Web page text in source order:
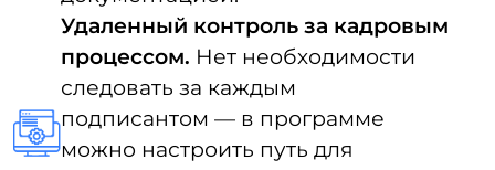
документации.
автоматически будут получать
соответствующие регламенты
и инструкции, которые смогут
сразу подписать одной кнопкой.
Централизованное хранение